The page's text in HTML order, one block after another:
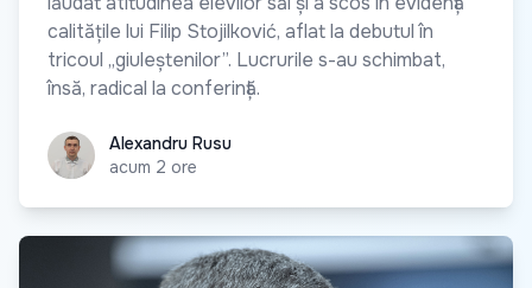
calitățile lui Filip Stojilković, aflat la debutul în
tricoul „giuleștenilor”. Lucrurile s-au schimbat,
însă, radical la conferință.
Alexandru Rusu
Alexandru Rusu
acum 2 ore